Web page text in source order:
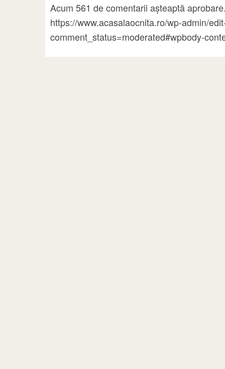
Acum 561 de comentarii așteaptă
https://www.acasalaocnita.ro/wp-admin/
comment_status=moderated#wpbody-